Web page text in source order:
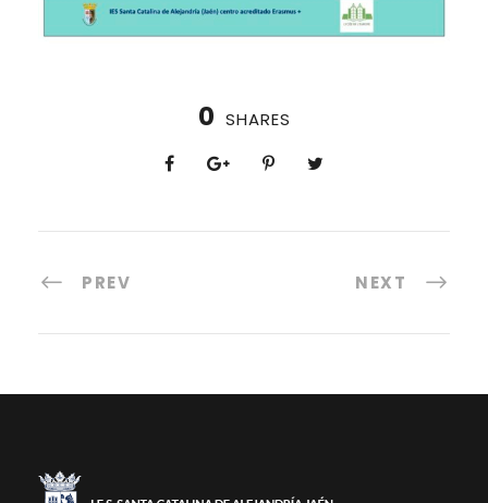
0 SHARES
PREV NEXT